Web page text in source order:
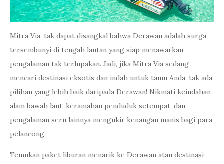
Mitra Via, tak dapat disangkal bahwa Derawan adalah surga
tersembunyi di tengah lautan yang siap menawarkan
pengalaman tak terlupakan. Jadi, jika Mitra Via sedang
mencari destinasi eksotis dan indah untuk tamu Anda, tak ada
pilihan yang lebih baik daripada Derawan! Nikmati keindahan
alam bawah laut, keramahan penduduk setempat, dan
pengalaman seru lainnya mengukir kenangan manis bagi para
pelancong.
Temukan paket liburan menarik ke Derawan atau destinasi